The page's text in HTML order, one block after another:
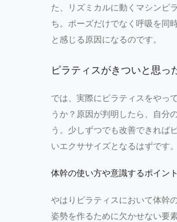
た、リズミカルに動くマシンピ
ち。ポーズだけでなく呼吸を同
と感じる原因になるのです。
ピラティスがきついと思
では、実際にピラティスをやっ
うか？原因が判明したら、自分
う。少しずつでも改善できれば
いエクササイズとなるはずです。
体幹の使い方や意識するポイン
やはりピラティスにおいて体幹
姿勢を作るために欠かせない要